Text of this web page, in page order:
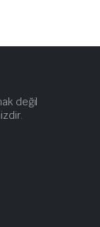
değil